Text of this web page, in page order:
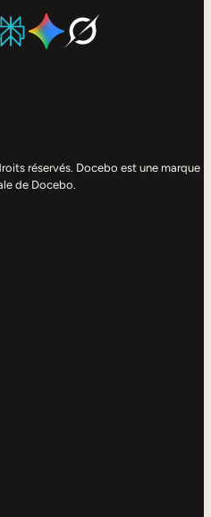
réservés. Docebo est une marque
de Docebo.